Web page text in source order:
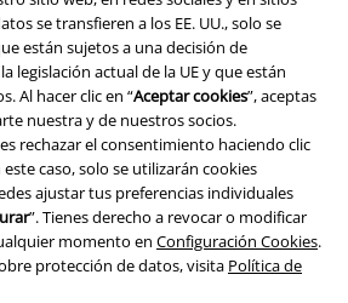
se transfieren a los EE. UU., solo se
están sujetos a una decisión de
legislación actual de la UE y que están
Al hacer clic en “Aceptar cookies”, aceptas
nuestra y de nuestros socios.
rechazar el consentimiento haciendo clic
caso, solo se utilizarán cookies
ajustar tus preferencias individuales
”. Tienes derecho a revocar o modificar
momento en Configuración Cookies.
protección de datos, visita Política de
protección del medioambiente